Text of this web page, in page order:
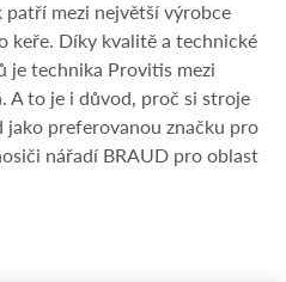
patří mezi největší výrobce
keře. Díky kvalitě a technické
je technika Provitis mezi
A to je i důvod, proč si stroje
preferovanou značku pro
nářadí BRAUD pro oblast